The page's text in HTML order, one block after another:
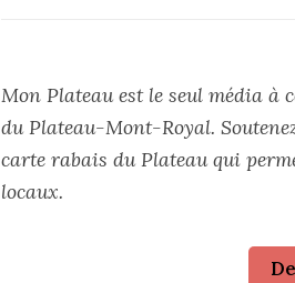
Mon Plateau est le seul média
du Plateau-Mont-Royal.
carte rabais du Plateau qui
locaux.